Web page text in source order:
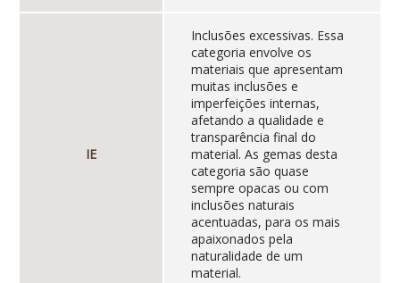
IE
Inclusões excessivas. Essa
categoria envolve os
materiais que apresentam
muitas inclusões e
imperfeições internas,
afetando a qualidade e
transparência final do
material. As gemas desta
categoria são quase
sempre opacas ou com
inclusões naturais
acentuadas, para os mais
apaixonados pela
naturalidade de um
material.